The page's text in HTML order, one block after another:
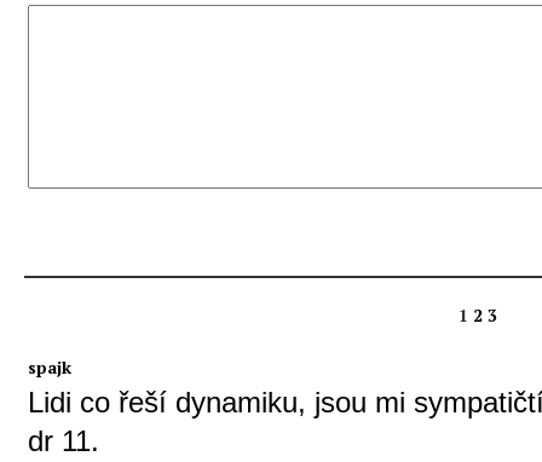
1 2 3
spajk
Lidi co řeší dynamiku, jsou mi
dr 11.